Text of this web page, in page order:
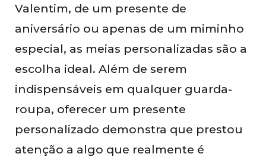
Valentim, de um presente de
aniversário ou apenas de um miminho
especial, as meias personalizadas são a
escolha ideal. Além de serem
indispensáveis em qualquer guarda-
roupa, oferecer um presente
personalizado demonstra que prestou
atenção a algo que realmente é